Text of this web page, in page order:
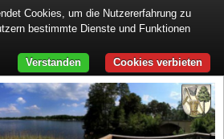
Cookies, um die Nutzererfahrung zu
bestimmte Dienste und Funktionen
Cookies verbieten
Verstanden